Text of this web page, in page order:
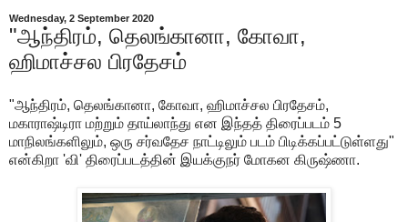
Wednesday, 2 September 2020
"ஆந்திரம், தெலங்கானா, கோவா,
ஹிமாச்சல பிரதேசம்
"ஆந்திரம், தெலங்கானா, கோவா, ஹிமாச்சல பிரதேசம்,
மகாராஷ்டிரா மற்றும் தாய்லாந்து என இந்தத் திரைப்படம் 5
மாநிலங்களிலும், ஒரு சர்வதேச நாட்டிலும் படம் பிடிக்கப்பட்டுள்ளது"
என்கிறா 'வி' திரைப்படத்தின் இயக்குநர் மோகன கிருஷ்ணா.